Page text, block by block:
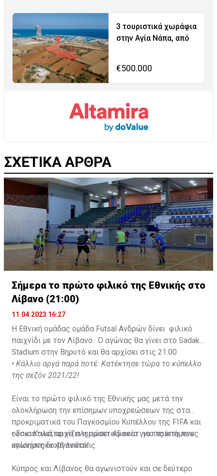
3 τουριστικά χωράφια
στην Αγία Νάπα, από
€500.000
ΣΧΕΤΙΚΑ ΑΡΘΡΑ
Σήμερα το πρώτο φιλικό της Εθνικής στο
Λίβανο (21:00)
11.04.2023 16:27
Η Εθνική ομάδας ομάδα Futsal Ανδρών δίνει φιλικό
παιχνίδι με τον Λίβανο. Ο αγώνας θα γίνει στο Sadaka
Stadium στην Βηρυτό και θα αρχίσει στις 21:00.
• Κάλλιο αργά παρά ποτέ: Κατέκτησε τώρα το κύπελλο
της σεζόν 2021/22!
Είναι το πρώτο φιλικό της Εθνικής μας μετά την
ολοκλήρωση την επίσημων υποχρεώσεων της στα
προκριματικά του Παγκοσμίου Κυπέλλου της FIFA και
ουσιαστικά, αρχίζει η προετοιμασία για τις επόμενες
επίσημες διοργανώσεις.
•Σοκ: Καλείται να πληρώσει 45 εκατ. για παίκτη που
αγωνίστηκε 48 λεπτά!
Κύπρος και Λίβανος θα αγωνιστούν και σε δεύτερο